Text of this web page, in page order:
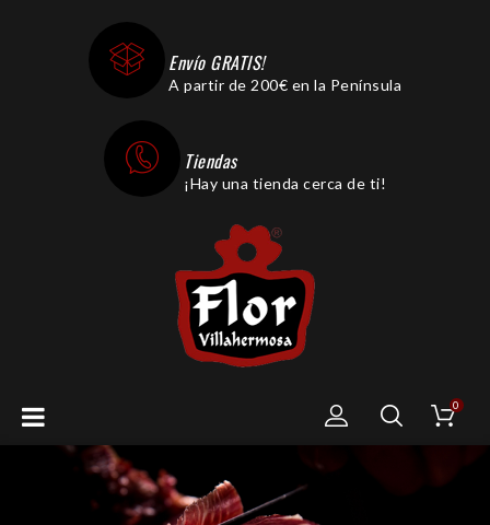
Envío GRATIS!
A partir de 200€ en la Península
Tiendas
¡Hay una tienda cerca de ti!
0